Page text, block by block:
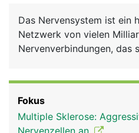
News
Rubriken
Das Nervensystem ist ein
Netzwerk von vielen
Nervenverbindungen, das
und unbewussten
aufeinander abstimmt.
Fokus
Multiple Sklerose:
Nervenzellen an